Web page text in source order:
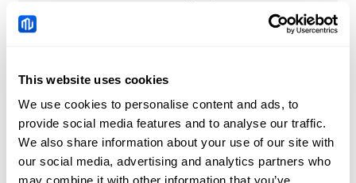
This website uses cookies
We use cookies to personalise content and ads, to
provide social media features and to analyse our traffic.
We also share information about your use of our site with
our social media, advertising and analytics partners who
Tiongkok: Permintaan
kredit dan tren likuiditas
– DBS